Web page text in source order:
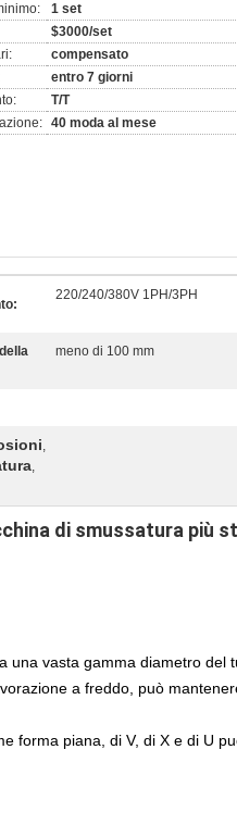
1 set
$3000/set
compensato
entro 7 giorni
T/T
40 moda al mese
220/240/380V 1PH/3PH
meno di 100 mm
,
,
di smussatura più
una vasta gamma diametro del
a freddo, può
forma piana, di V, di X e di U